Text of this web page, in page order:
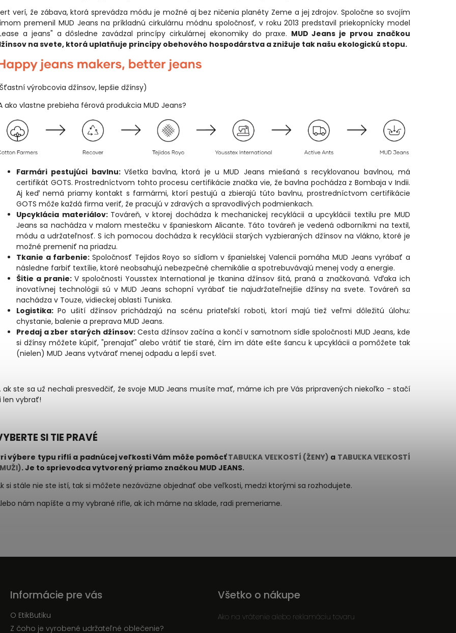
verí, že zábava, ktorá sprevádza módu je možné aj bez ničenia planéty Zeme a jej zdrojov. Spoločne so svojím
premenil MUD Jeans na príkladnú cirkulárnu módnu spoločnosť, v roku 2013 predstavil priekopnícky model
a jeans" a dôsledne zavádzal princípy cirkulárnej ekonomiky do praxe. MUD Jeans je prvou značkou
na svete, ktorá uplatňuje princípy obehového hospodárstva a znižuje tak našu ekologickú stopu.
výrobcovia džínsov, lepšie džínsy)
ako vlastne prebieha férová produkcia MUD Jeans?
Farmári pestujúci bavlnu: Všetka bavlna, ktorá je u MUD Jeans miešaná s recyklovanou bavlnou, má
certifikát GOTS. Prostredníctvom tohto procesu certifikácie značka vie, že bavlna pochádza z Bombaja v Indii.
Aj keď nemá priamy kontakt s farmármi, ktorí pestujú a zbierajú túto bavlnu, prostredníctvom certifikácie
GOTS môže každá firma veriť, že pracujú v zdravých a spravodlivých podmienkach.
Upcyklácia materiálov: Továreň, v ktorej dochádza k mechanickej recyklácii a upcyklácii textilu pre MUD
Jeans sa nachádza v malom mestečku v španieskom Alicante. Táto továreň je vedená odborníkmi na textil,
módu a udržateľnosť. S ich pomocou dochádza k recyklácii starých vyzbieraných džínsov na vlákno, ktoré je
možné premeniť na priadzu.
Tkanie a farbenie: Spoločnosť Tejidos Royo so sídlom v španielskej Valencii pomáha MUD Jeans vyrábať a
následne farbiť textílie, ktoré neobsahujú nebezpečné chemikálie a spotrebuvávajú menej vody a energie.
Šitie a pranie: V spoločnosti Yousstex International je tkanina džínsov šitá, praná a značkovaná. Vďaka ich
inovatívnej technológii sú v MUD Jeans schopní vyrábať tie najudržateľnejšie džínsy na svete. Továreň sa
nachádza v Touze, vidieckej oblasti Tuniska.
Logistika: Po ušití džínsov prichádzajú na scénu priateľskí roboti, ktorí majú tiež veľmi dôležitú úlohu:
chystanie, balenie a preprava MUD Jeans.
Predaj a zber starých džínsov:Cesta džínsov začína a končí v samotnom sídle spoločnosti MUD Jeans, kde
si džínsy môžete kúpiť, "prenajať" alebo vrátiť tie staré, čím im dáte ešte šancu k upcyklácii a pomôžete tak
(nielen) MUD Jeans vytvárať menej odpadu a lepší svet.
ak ste sa už nechali presvedčiť, že svoje MUD Jeans musíte mať, máme ich pre Vás pripravených niekoľko - stačí
len vybrať!
SI TIE PRAVÉ
výbere typu riflí a padnúcej veľkosti Vám môže pomôcťTABUĽKA VEĽKOSTÍ (ŽENY) a TABUĽKA VEĽKOSTÍ
. Je to sprievodca vytvorený priamo značkou MUD JEANS.
si stále nie ste istí, tak si môžete nezáväzne objednať obe veľkosti, medzi ktorými sa rozhodujete.
nám napíšte a my vybrané rifle, ak ich máme na sklade, radi premeriame.
Informácie pre vás
O EtikButiku
Z čoho je vyrobené udržateľné oblečenie?
Všetko o nákupe
Ako na vrátenie alebo reklamáciu tovaru